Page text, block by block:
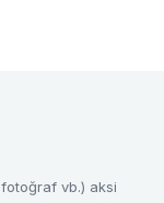
vb.) aksi